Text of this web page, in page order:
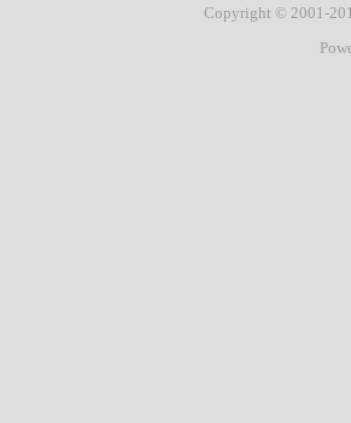
Copyright © 2001-